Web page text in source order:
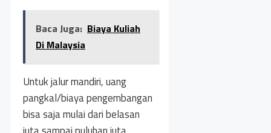
Baca Juga: Biaya Kuliah
Di Malaysia
Untuk jalur mandiri, uang
pangkal/biaya pengembangan
bisa saja mulai dari belasan